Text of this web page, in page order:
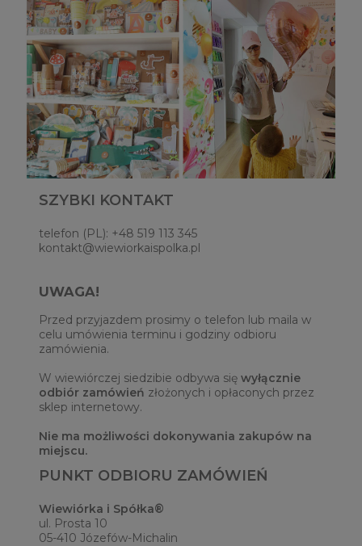
SZYBKI KONTAKT
telefon (PL): +48 519 113 345
kontakt@wiewiorkaispolka.pl
UWAGA!
Przed przyjazdem prosimy o telefon lub maila w
celu umówienia terminu i godziny odbioru
zamówienia.
W wiewiórczej siedzibie odbywa się wyłącznie
odbiór zamówień złożonych i opłaconych przez
sklep internetowy.
Nie ma możliwości dokonywania zakupów na
miejscu.
PUNKT ODBIORU ZAMÓWIEŃ
Wiewiórka i Spółka®
ul. Prosta 10
05-410 Józefów-Michalin